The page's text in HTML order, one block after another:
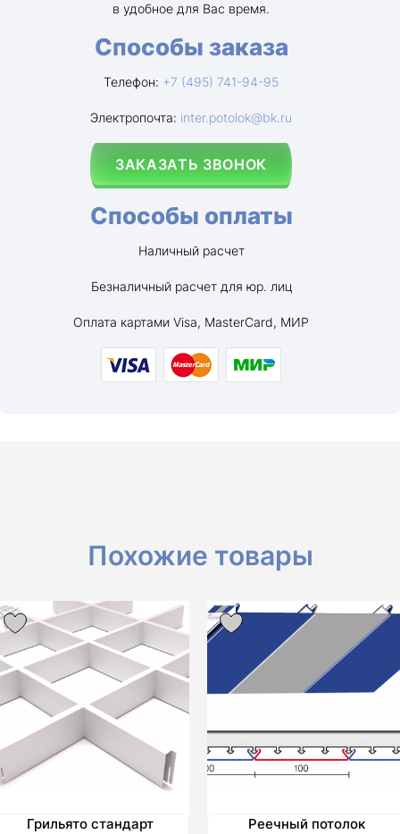
в удобное для Вас время.
Способы заказа
Телефон: +7 (495) 741-94-95
Электропочта: inter.potolok@bk.ru
ЗАКАЗАТЬ ЗВОНОК
Способы оплаты
Наличный расчет
Безналичный расчет для юр. лиц
Оплата картами Visa, MasterCard, МИР
Похожие товары
Грильято стандарт
Реечный потолок